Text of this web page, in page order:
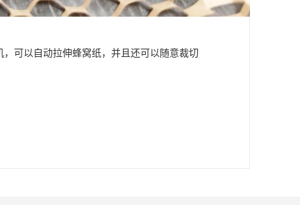
可以自动拉伸蜂窝纸，并且还可以随意裁切